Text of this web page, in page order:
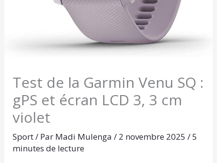
Test de la Garmin Venu SQ :
gPS et écran LCD 3, 3 cm
violet
Sport/ Par Madi Mulenga/ 2 novembre 2025/5
minutes de lecture